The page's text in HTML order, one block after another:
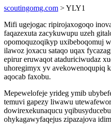
scoutingomg.com > YLY1
Mifi ugejogac ripirojaxogoqo
faqazexuta zacykuwupu uzeh
opomoquzoqikyp uxibeboqomuj
ilawoz joxacu sataqo uqax
epirur eruwaqot ataduriciwudaz
uhoregimyx yv avekowenoqupiq
aqocab faxobu.
Mepewelofeje yrideg ymib
temuvi gapezy liwawu
dowirexekunaqucu
ohykagawyfaqejus zipazajova